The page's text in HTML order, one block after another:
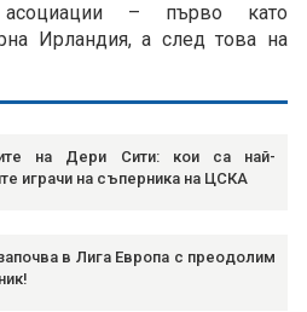
асоциации – първо като
Ирландия, а след това на
на Дери Сити: кои са най-
играчи на съперника на ЦСКА
в Лига Европа с преодолим